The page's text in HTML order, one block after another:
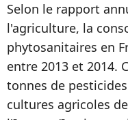
Selon le rapport
l'agriculture, la
phytosanitaires en
entre 2013 et 2014.
tonnes de
cultures agricoles